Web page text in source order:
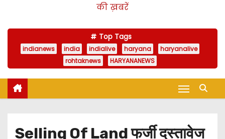
की ख़बरें
Top Tags
indianews india indialive haryana
haryanalive
rohtaknews
HARYANANEWS
Selling Of Land फर्जी दस्तावेज